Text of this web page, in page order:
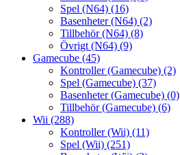
Spel (N64) (16)
Basenheter (N64) (2)
Tillbehör (N64) (8)
Övrigt (N64) (9)
Gamecube (45)
Kontroller (Gamecube) (2)
Spel (Gamecube) (37)
Basenheter (Gamecube) (0)
Tillbehör (Gamecube) (6)
Wii (288)
Kontroller (Wii) (11)
Spel (Wii) (251)